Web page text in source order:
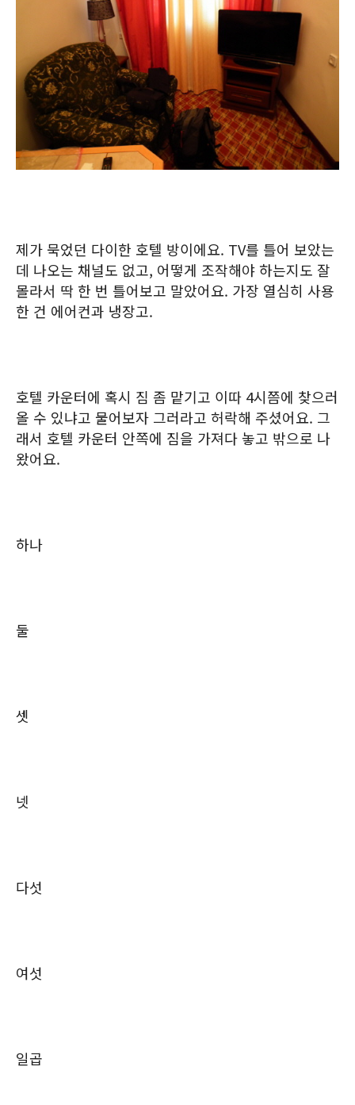
제가 묵었던 다이한 호텔 방이에요. TV를 틀어 보았는
데 나오는 채널도 없고, 어떻게 조작해야 하는지도 잘
몰라서 딱 한 번 틀어보고 말았어요. 가장 열심히 사용
한 건 에어컨과 냉장고.
호텔 카운터에 혹시 짐 좀 맡기고 이따 4시쯤에 찾으러
올 수 있냐고 물어보자 그러라고 허락해 주셨어요. 그
래서 호텔 카운터 안쪽에 짐을 가져다 놓고 밖으로 나
왔어요.
하나
둘
셋
넷
다섯
여섯
일곱